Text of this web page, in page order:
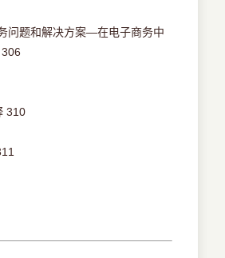
问题和解决方案—在电子商务中
310